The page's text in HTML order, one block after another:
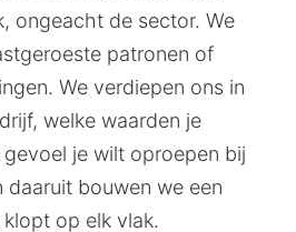
ongeacht de sector. We
patronen of
We verdiepen ons in
welke waarden je
je wilt oproepen bij
daaruit bouwen we een
op elk vlak.